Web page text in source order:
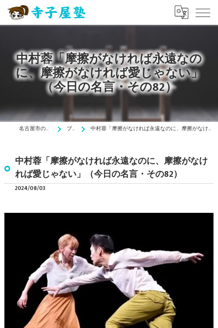
中村蓉「摩擦がなければ永遠なの
に、摩擦がなければ愛じゃない」
（今日の名言・その82）
名古屋市の塾は寺子屋塾 ブログ 中村蓉「摩擦がなければ永遠なのに、摩擦がなければ愛じゃない」（今日の名言・その82）
中村蓉「摩擦がなければ永遠なのに、摩擦がなけ
れば愛じゃない」（今日の名言・その82）
2024/08/03